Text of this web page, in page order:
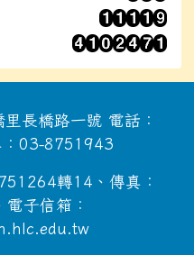
長橋路一號 電話：
03-8751943
轉14、傳真：
子信箱：